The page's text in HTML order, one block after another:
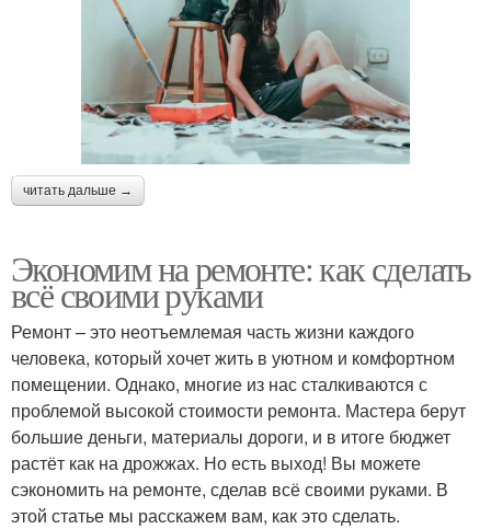
читать дальше →
Экономим на ремонте: как сделать
всё своими руками
Ремонт – это неотъемлемая часть жизни каждого
человека, который хочет жить в уютном и комфортном
помещении. Однако, многие из нас сталкиваются с
проблемой высокой стоимости ремонта. Мастера берут
большие деньги, материалы дороги, и в итоге бюджет
растёт как на дрожжах. Но есть выход! Вы можете
сэкономить на ремонте, сделав всё своими руками. В
этой статье мы расскажем вам, как это сделать.